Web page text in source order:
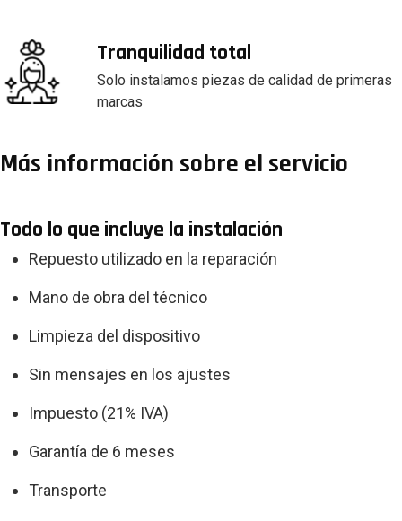
Tranquilidad total
Solo instalamos piezas de calidad de primeras
marcas
Más información sobre el servicio
Todo lo que incluye la instalación
Repuesto utilizado en la reparación
Mano de obra del técnico
Limpieza del dispositivo
Sin mensajes en los ajustes
Impuesto (21% IVA)
Garantía de 6 meses
Transporte